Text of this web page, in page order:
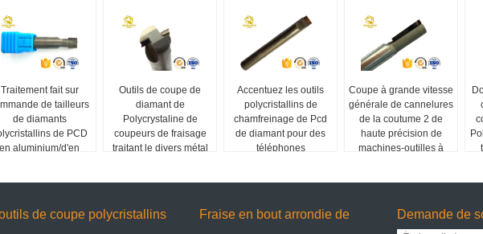
Traitement fait sur
de tailleurs
de diamants
de PCD
en aluminium/d'en
Outils de coupe de
diamant de
Polycrystaline de
coupeurs de fraisage
traitant le divers métal
Accentuez les outils
polycristallins de
chamfreinage de Pcd
de diamant pour des
téléphones
Coupe à grande vitesse
générale de cannelures
de la coutume 2 de
haute précision de
machines-outilles à
de coupe polycristallins Fraise en bout arrondie de Demande de